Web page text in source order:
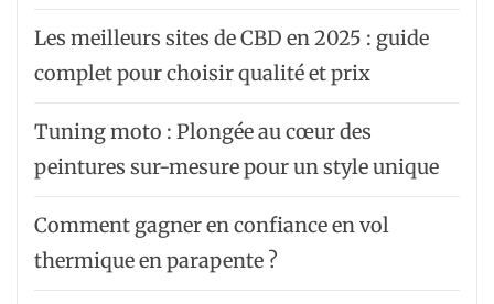
Les meilleurs sites de CBD en 2025 : guide
complet pour choisir qualité et prix
Tuning moto : Plongée au cœur des
peintures sur-mesure pour un style unique
Comment gagner en confiance en vol
thermique en parapente ?